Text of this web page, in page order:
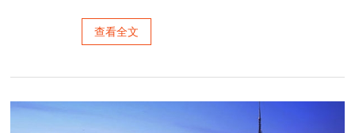
查看全文